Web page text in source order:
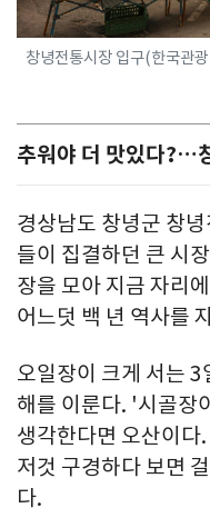
창녕전통시장 입구(한국관
추워야 더 맛있다?…
경상남도 창녕군 창
들이 집결하던 큰 시
장을 모아 지금 자리
어느덧 백 년 역사를
오일장이 크게 서는
해를 이룬다. '시골장
생각한다면 오산이다
저것 구경하다 보면
다.